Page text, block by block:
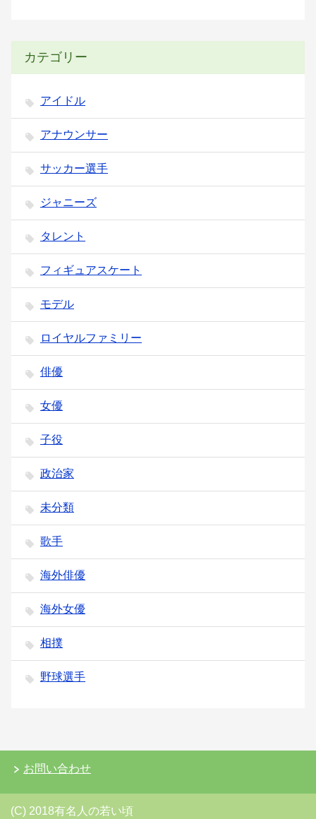
カテゴリー
アイドル
アナウンサー
サッカー選手
ジャニーズ
タレント
フィギュアスケート
モデル
ロイヤルファミリー
俳優
女優
子役
政治家
未分類
歌手
海外俳優
海外女優
相撲
野球選手
お問い合わせ
(C) 2018有名人の若い頃